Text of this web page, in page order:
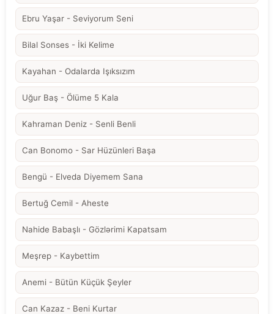
Ebru Yaşar - Seviyorum Seni
Bilal Sonses - İki Kelime
Kayahan - Odalarda Işıksızım
Uğur Baş - Ölüme 5 Kala
Kahraman Deniz - Senli Benli
Can Bonomo - Sar Hüzünleri Başa
Bengü - Elveda Diyemem Sana
Bertuğ Cemil - Aheste
Nahide Babaşlı - Gözlərimi Kapatsam
Meşrep - Kaybettim
Anemi - Bütün Küçük Şeyler
Can Kazaz - Beni Kurtar